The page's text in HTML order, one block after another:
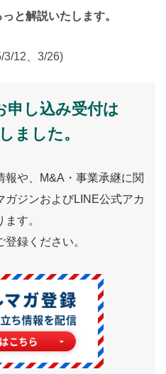
と解説いたします。
3/12、3/26)
申し込み受付は
ました。
や、M&A・事業承継に関
ガジンおよびLINE公式アカ
す。
録ください。